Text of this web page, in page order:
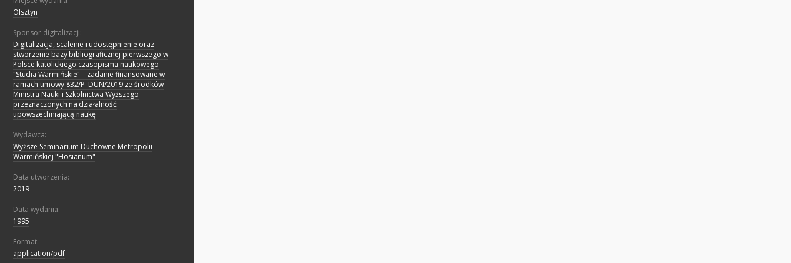
Olsztyn
Sponsor digitalizacji:
Digitalizacja, scalenie i udostępnienie oraz
stworzenie bazy bibliograficznej pierwszego w
Polsce katolickiego czasopisma naukowego
"Studia Warmińskie" – zadanie finansowane w
ramach umowy 832/P–DUN/2019 ze środków
Ministra Nauki i Szkolnictwa Wyższego
przeznaczonych na działalność
upowszechniającą naukę
Wydawca:
Wyższe Seminarium Duchowne Metropolii
Warmińskiej "Hosianum"
Data utworzenia:
2019
Data wydania:
1995
Format:
application/pdf